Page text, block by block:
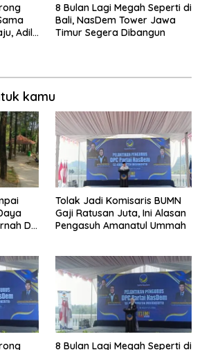
Adil,
8 Bulan Lagi Megah Seperti di
Bali, NasDem Tower Jawa
Timur Segera Dibangun
kamu
De
Tolak Jadi Komisaris BUMN
Gaji Ratusan Juta, Ini Alasan
Pengasuh Amanatul Ummah
8 Bulan Lagi Megah Seperti di